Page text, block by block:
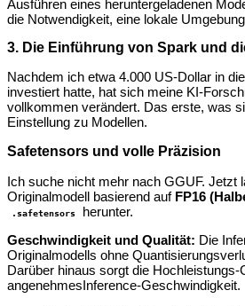
Ausführen eines heruntergeladenen
die Notwendigkeit, eine lokale
3. Die Einführung von Spark und
Nachdem ich etwa 4.000 US-Dollar in
investiert hatte, hat sich meine KI-
vollkommen verändert. Das erste, was
Einstellung zu Modellen.
Safetensors und volle Präzision
Ich suche nicht mehr nach GGUF. Jetzt
Originalmodell basierend auf FP16
.safetensors
herunter.
Geschwindigkeit und Qualität: Die
Originalmodells ohne
Darüber hinaus sorgt die Hochleistungs-
angenehmesInference-Geschwindigkeit.